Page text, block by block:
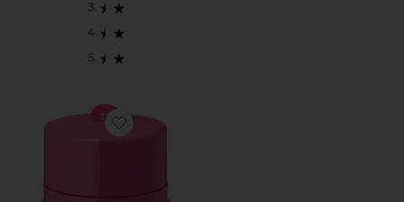
Favorite SUPER KNIGHTS TINTED LIPCERIN リップバ